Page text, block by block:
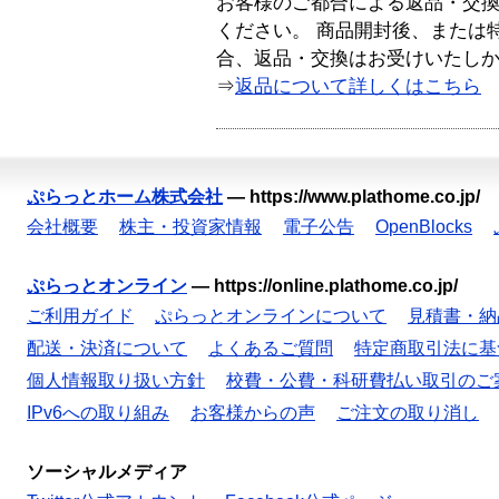
ください。 商品開封後、または
合、返品・交換はお受けいたし
⇒返品について詳しくはこちら
ぷらっとホーム株式会社 — https://www.plathome.co.jp/
会社概要
株主・投資家情報 電子公告 OpenBlocks
ぷらっとオンライン — https://online.plathome.co.jp/
ご利用ガイド
ぷらっとオンラインについて
見積書・
配送・決済について
よくあるご質問
特定商取引法に
個人情報取り扱い方針
校費・公費・科研費払い取引のご
IPv6への取り組み
お客様からの声 ご注文の取り消し
ソーシャルメディア